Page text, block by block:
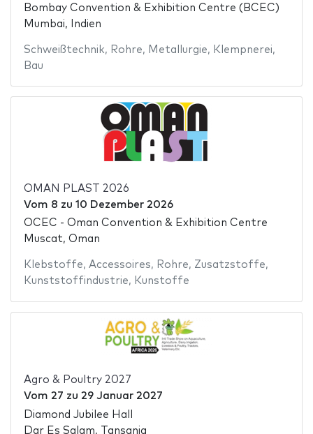
Bombay Convention & Exhibition Centre (BCEC)
Mumbai, Indien
Schweißtechnik, Rohre, Metallurgie, Klempnerei,
Bau
OMAN PLAST 2026
Vom 8 zu 10 Dezember 2026
OCEC - Oman Convention & Exhibition Centre
Muscat, Oman
Klebstoffe, Accessoires, Rohre, Zusatzstoffe,
Kunststoffindustrie, Kunstoffe
Agro & Poultry 2027
Vom 27 zu 29 Januar 2027
Diamond Jubilee Hall
Dar Es Salam, Tansania